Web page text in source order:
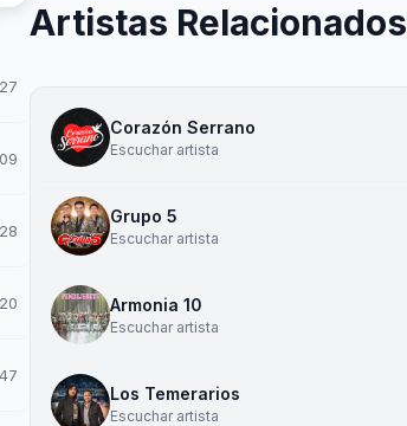
Artistas Relacionados
Corazón Serrano
Escuchar artista
Grupo 5
Escuchar artista
Armonia 10
Escuchar artista
Los Temerarios
Escuchar artista